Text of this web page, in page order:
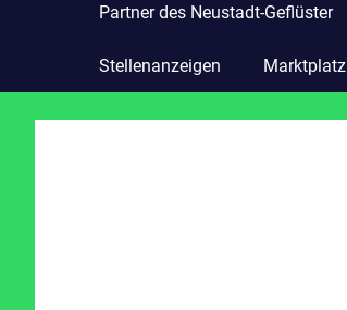
Partner des Neustadt-Geflüster
Stellenanzeigen Marktplatz